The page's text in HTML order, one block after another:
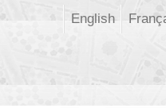
English